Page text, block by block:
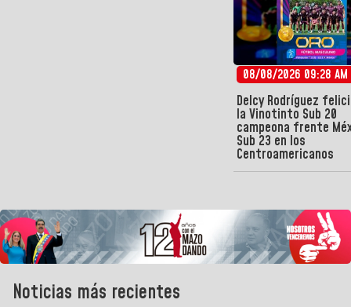
08/08/2026 09:28 AM
Delcy Rodríguez
la Vinotinto Sub 20
campeona frente
Sub 23 en los
Centroamericanos
Noticias más recientes